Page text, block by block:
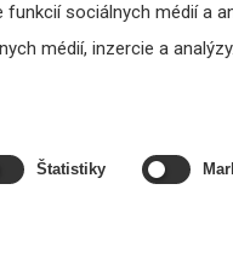
Huddle
sociálnych médií a
médií, inzercie a
Štatistiky